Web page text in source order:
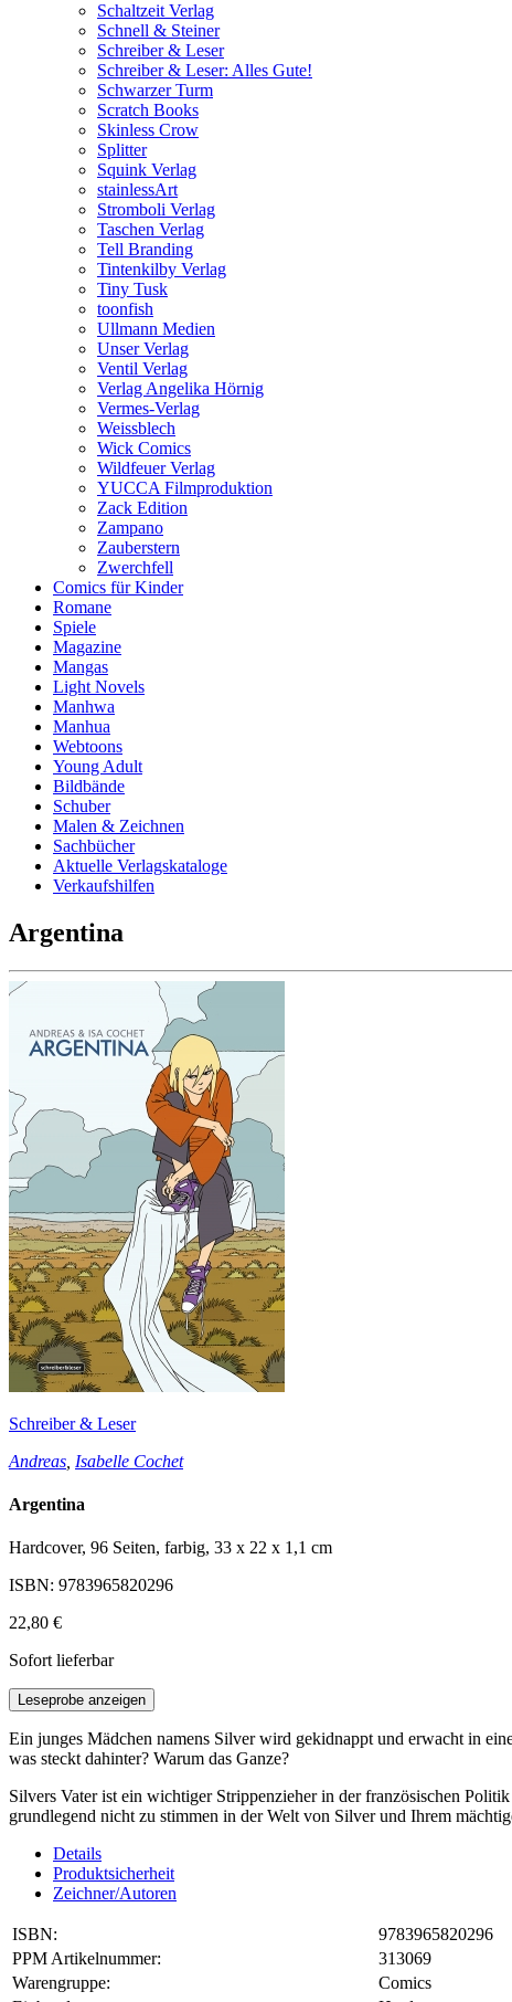
Schaltzeit Verlag
Schnell & Steiner
Schreiber & Leser
Schreiber & Leser: Alles Gute!
Schwarzer Turm
Scratch Books
Skinless Crow
Splitter
Squink Verlag
stainlessArt
Stromboli Verlag
Taschen Verlag
Tell Branding
Tintenkilby Verlag
Tiny Tusk
toonfish
Ullmann Medien
Unser Verlag
Ventil Verlag
Verlag Angelika Hörnig
Vermes-Verlag
Weissblech
Wick Comics
Wildfeuer Verlag
YUCCA Filmproduktion
Zack Edition
Zampano
Zauberstern
Zwerchfell
Comics für Kinder
Romane
Spiele
Magazine
Mangas
Light Novels
Manhwa
Manhua
Webtoons
Young Adult
Bildbände
Schuber
Malen & Zeichnen
Sachbücher
Aktuelle Verlagskataloge
Verkaufshilfen
Argentina
Schreiber & Leser
Andreas Isabelle Cochet
Argentina
Hardcover, 96 Seiten, farbig, 33 x 22 x 1,1 cm
ISBN: 9783965820296
22,80 €
Sofort lieferbar
Leseprobe anzeigen
Ein junges Mädchen namens Silver wird gekidnappt und erwacht in
was steckt dahinter? Warum das Ganze?
Silvers Vater ist ein wichtiger Strippenzieher in der französischen
grundlegend nicht zu stimmen in der Welt von Silver und Ihrem
Details
Produktsicherheit
Zeichner/Autoren
ISBN:
9783965820296
PPM Artikelnummer:
313069
Warengruppe:
Comics